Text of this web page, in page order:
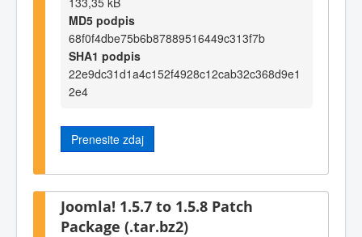
MD5 podpis
68f0f4dbe75b6b87889516449c313f7b
SHA1 podpis
22e9dc31d1a4c152f4928c12cab32c368d9e1
2e4
Prenesite zdaj
Joomla! 1.5.7 to 1.5.8 Patch
Package (.tar.bz2)